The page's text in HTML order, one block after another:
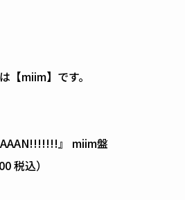
【miim】です。
』 miim盤
税込）